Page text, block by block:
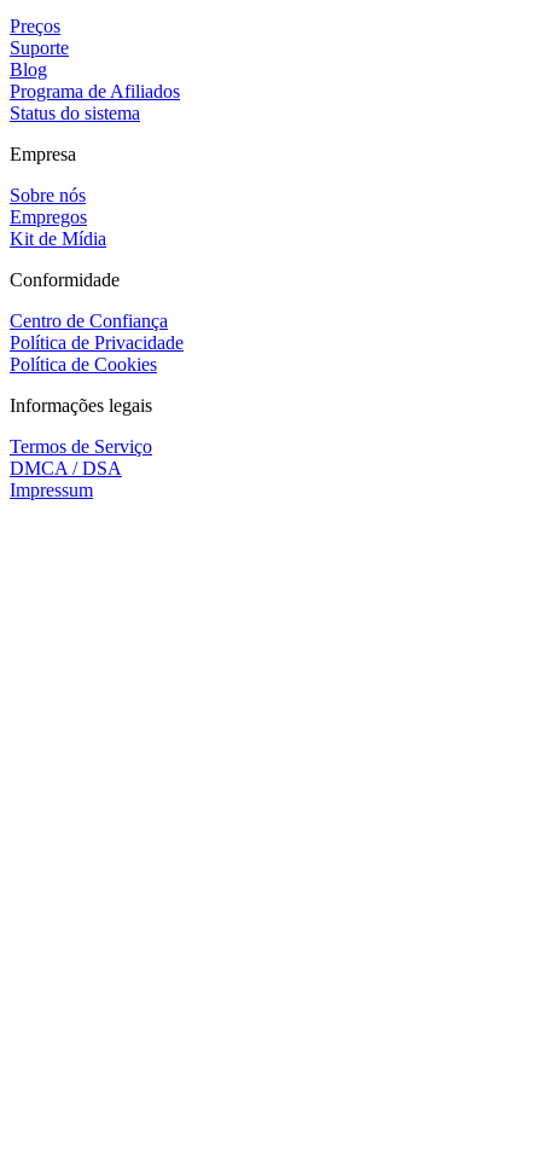
Preços
Suporte
Blog
Programa de Afiliados
Status do sistema
Empresa
Sobre nós
Empregos
Kit de Mídia
Conformidade
Centro de Confiança
Política de Privacidade
Política de Cookies
Informações legais
Termos de Serviço
DMCA / DSA
Impressum